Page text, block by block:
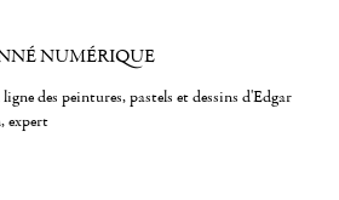
NUMÉRIQUE
des peintures, pastels et dessins d'Edgar
expert